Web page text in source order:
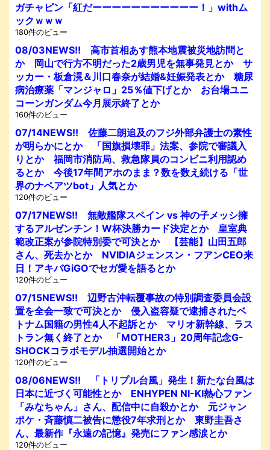
ガチャピン「紅だーーーーーーーーーーー！」withム
ックｗｗｗ
180件のビュー
08/03NEWS!! 高市首相あす熊本地震被災地訪問と
か 岡山で行方不明だった2歳男児を無事発見とか サ
ッカー・板倉滉＆川口春奈が結婚&妊娠発表とか 糖尿
病治療薬「マンジャロ」25％値下げとか お台場ユニ
コーンガンダム今月展示終了とか
160件のビュー
07/14NEWS!! 佐藤二朗追及のフジ外部弁護士の素性
が明らかにとか 「国旗損壊罪」法案、参院で審議入
りとか 福岡市消防局、救急隊員のコンビニ利用認め
るとか 今後17年間アホのまま？数を数え続ける「世
界のナベアツbot」人気とか
120件のビュー
07/17NEWS!! 無敵艦隊スペイン vs 神の子メッシ擁
するアルゼンチン！W杯決勝カード決定とか 皇室典
範改正案が参院特別委で可決とか 【芸能】山田五郎
さん、死去かとか NVIDIAジェンスン・フアンCEO来
日！アキバGiGOでセガ愛を語るとか
120件のビュー
07/15NEWS!! 辺野古沖転覆事故の特別調査委員会設
置を全会一致で可決とか 侵入盗容疑で逮捕されたベ
トナム国籍の男性4人不起訴とか マリオ新幹線、ラス
トラン無く終了とか 「MOTHER3」20周年記念G-
SHOCKコラボモデル抽選開始とか
120件のビュー
08/06NEWS!! 「トリプル台風」発生！新たな台風は
日本に近づく可能性とか ENHYPEN NI-KI熱心ファン
「みなちゃん」さん、配信中に自殺かとか 元ジャン
ポケ・斉藤慎二被告に懲役7年求刑とか 東野圭吾さ
ん、最新作『永遠の記憶』発売にファン感涙とか
120件のビュー